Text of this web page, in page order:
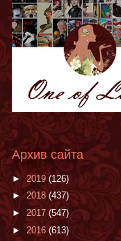
Архив сайта
► 2019 (126)
►2018 (437)
► 2017 (547)
► 2016(613)